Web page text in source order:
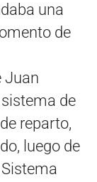
una
de
Juan
de
reparto,
luego de